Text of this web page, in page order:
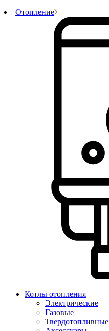
Отопление
Котлы отопления
Электрические
Газовые
Твердотопливные